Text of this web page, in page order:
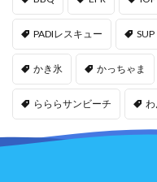
PADIレスキュー SUP
かき氷 かっちゃま
らららサンビーチ